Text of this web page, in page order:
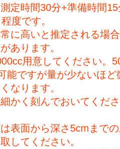
定時間30分+準備時間
度です。
に高いと推定される場
あります。
用意してください。
能ですが量が少ないほど
なります。
かく刻んでおいてくだ
表面から深さ5cmまで
してください。